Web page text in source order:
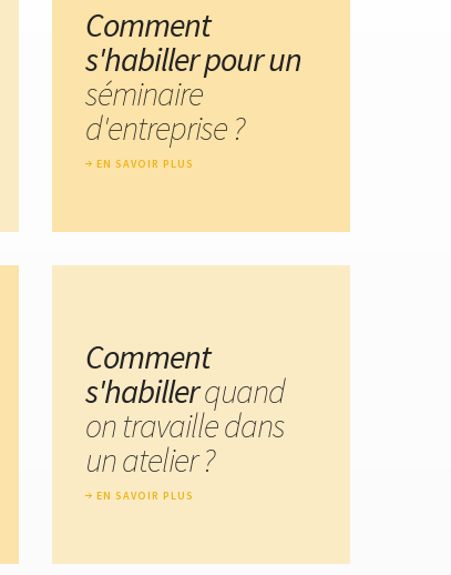
Comment
s'habiller pour un
séminaire
d'entreprise ?
EN SAVOIR PLUS
Comment
s'habillerquand
on travaille dans
un atelier ?
EN SAVOIR PLUS